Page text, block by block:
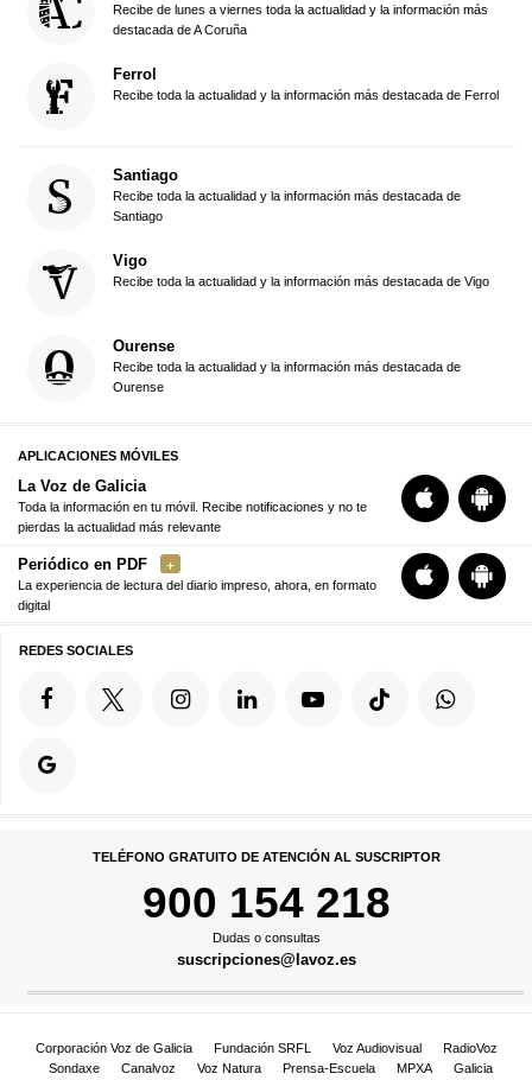
Recibe de lunes a viernes toda la actualidad y la información más
destacada de A Coruña
Ferrol
Recibe toda la actualidad y la información más destacada de Ferrol
Santiago
Recibe toda la actualidad y la información más destacada de
Santiago
Vigo
Recibe toda la actualidad y la información más destacada de Vigo
Ourense
Recibe toda la actualidad y la información más destacada de
Ourense
APLICACIONES MÓVILES
La Voz de Galicia
Toda la información en tu móvil. Recibe notificaciones y no te
pierdas la actualidad más relevante
Periódico en PDF
La experiencia de lectura del diario impreso, ahora, en formato
digital
REDES SOCIALES
TELÉFONO GRATUITO DE ATENCIÓN AL SUSCRIPTOR
900 154 218
Dudas o consultas
suscripciones@lavoz.es
Corporación Voz de Galicia Fundación SRFL Voz Audiovisual
RadioVoz
Sondaxe
Canalvoz Voz Natura Prensa-Escuela MPXA Galicia